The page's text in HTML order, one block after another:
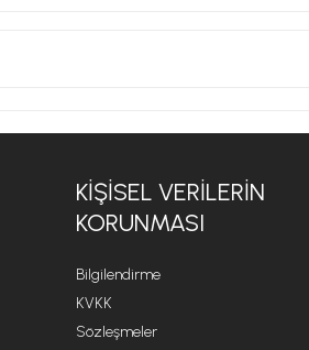
KIŞISEL VERILERIN
KORUNMASI
Bilgilendirme
KVKK
Sözleşmeler